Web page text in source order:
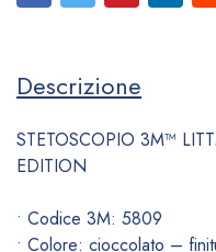
Descrizione
STETOSCOPIO 3M™
EDITION
• Codice 3M: 5809
• Colore: cioccolato –